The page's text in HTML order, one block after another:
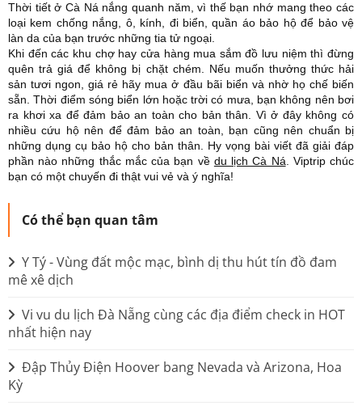
Thời tiết ở Cà Ná nắng quanh năm, vì thế bạn nhớ mang theo các
loại kem chống nắng, ô, kính, đi biển, quần áo bảo hộ để bảo vệ
làn da của bạn trước những tia tử ngoại.
Khi đến các khu chợ hay cửa hàng mua sắm đồ lưu niệm thì đừng
quên trả giá để không bị chặt chém. Nếu muốn thưởng thức hải
sản tươi ngon, giá rẻ hãy mua ở đầu bãi biển và nhờ họ chế biến
sẵn.Thời điểm sóng biển lớn hoặc trời có mưa, bạn không nên bơi
ra khơi xa để đảm bảo an toàn cho bản thân. Vì ở đây không có
nhiều cứu hộ nên để đảm bảo an toàn, bạn cũng nên chuẩn bị
những dụng cụ bảo hộ cho bản thân. Hy vọng bài viết đã giải đáp
phần nào những thắc mắc của bạn về du lịch Cà Ná. Viptrip chúc
bạn có một chuyến đi thật vui vẻ và ý nghĩa!
Có thể bạn quan tâm
Y Tý - Vùng đất mộc mạc, bình dị thu hút tín đồ đam
mê xê dịch
Vi vu du lịch Đà Nẵng cùng các địa điểm check in HOT
nhất hiện nay
Đập Thủy Điện Hoover bang Nevada và Arizona, Hoa
Kỳ